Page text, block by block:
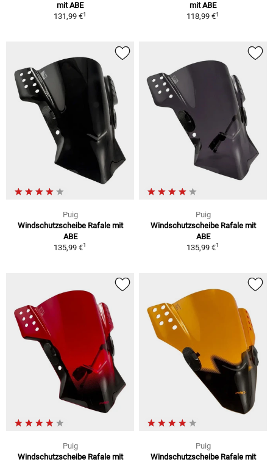
mit ABE
131,99 €1
mit ABE
118,99 €1
Puig
Windschutzscheibe Rafale mit
ABE
135,99 €1
Puig
Windschutzscheibe Rafale mit
ABE
135,99 €1
Puig
Windschutzscheibe Rafale mit
Puig
Windschutzscheibe Rafale mit